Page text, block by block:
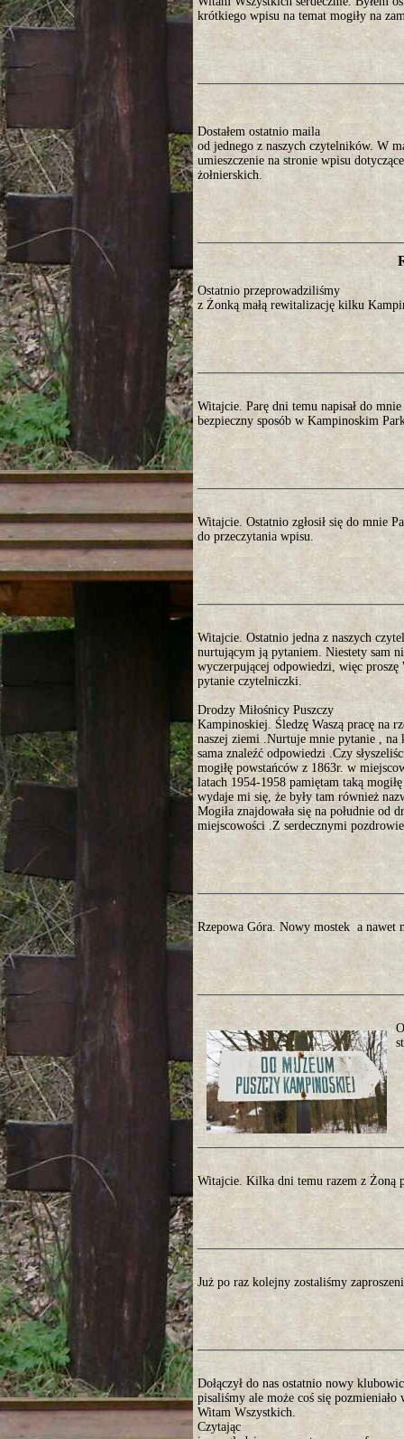
krótkiego wpisu na temat mogiły na
Dostałem ostatnio maila
od jednego z naszych czytelników. W
umieszczenie na stronie wpisu
żołnierskich.
Ostatnio przeprowadziliśmy
z Żonką małą rewitalizację kilku
Witajcie. Parę dni temu napisał do
bezpieczny sposób w Kampinoskim
Witajcie. Ostatnio zgłosił się do mnie
do przeczytania wpisu.
Witajcie. Ostatnio jedna z naszych
nurtującym ją pytaniem. Niestety sam
wyczerpującej odpowiedzi, więc
pytanie czytelniczki.
Drodzy Miłośnicy Puszczy
Kampinoskiej. Śledzę Waszą pracę na
naszej ziemi .Nurtuje mnie pytanie , na
sama znaleźć odpowiedzi .Czy
mogiłę powstańców z 1863r. w
latach 1954-1958 pamiętam taką
wydaje mi się, że były tam również
Mogiła znajdowała się na południe od
miejscowości .Z serdecznymi
Rzepowa Góra. Nowy mostek a nawet
Witajcie. Kilka dni temu razem z Żoną
Już po raz kolejny zostaliśmy
Dołączył do nas ostatnio nowy
pisaliśmy ale może coś się
Witam Wszystkich.
Czytając